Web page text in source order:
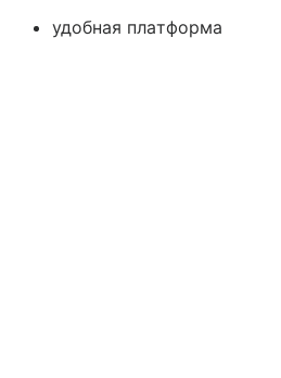
удобная платформа